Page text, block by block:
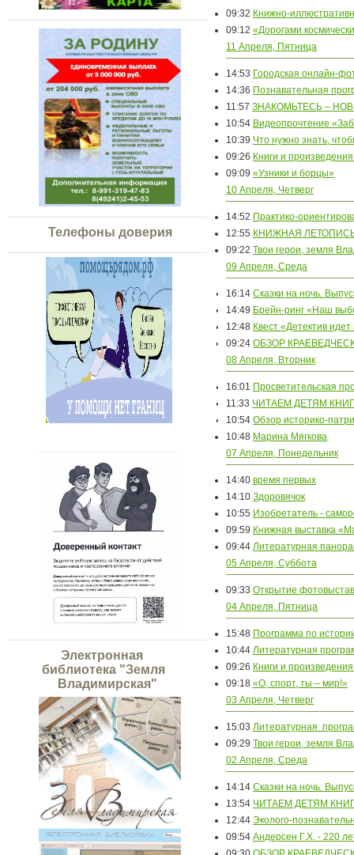
Телефоны доверия
Электронная
библиотека "Земля
Владимирская"
09:32 Книжно-
09:12 «Дорогами
11 Апреля, Пятница
14:53 Городская онлайн-
14:36 Познавательная
11:57 ЗНАКОМЬТЕСЬ –
10:54 Видеопрочтение
10:39 Что нужно знать,
09:26 Книги и
09:09 «Узники и борцы»
10 Апреля, Четверг
14:52 Практико-
12:55 КНИЖНАЯ
09:22 Твои герои, земля
09 Апреля, Среда
16:14 Сказки на ночь.
14:49 Брейн-ринг «Наш
12:48 Квест «Детектив
09:24 ОБЗОР
08 Апреля, Вторник
16:01 Просветительская
11:33 ЧИТАЕМ ДЕТЯМ
10:54 Обзор историко-
10:48 Марина Мягкова
07 Апреля, Понедельник
14:40 время первых
14:10 Здоровячок
10:55 Изобретатель -
09:59 Книжная выставка
09:44 Литературная
05 Апреля, Суббота
09:33 Открытие
04 Апреля, Пятница
15:48 Программа по
10:44 Литературная
09:26 Книги и
09:18 «О, спорт, ты – мир!»
03 Апреля, Четверг
15:03 Литературная
09:29 Твои герои, земля
02 Апреля, Среда
14:14 Сказки на ночь.
13:54 ЧИТАЕМ ДЕТЯМ
12:44 Эколого-
09:54 Андерсен Г.Х. - 220